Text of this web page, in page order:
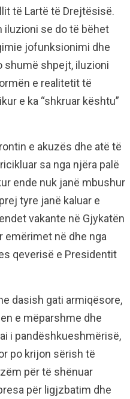
të Lartë të Drejtësisë.
iluzioni se do të bëhet
jofunksionimi dhe
shumë shpejt, iluzioni
e realitetit të
e ka “shkruar kështu”
e akuzës dhe atë të
sa nga njëra palë
ende nuk janë mbushur
tyre janë kaluar e
vakante në Gjykatën
emërimet në dhe nga
qeverisë e Presidentit
dasish gati armiqësore,
e mëparshme dhe
i pandëshkueshmërisë,
po krijon sërish të
për të shënuar
për ligjzbatim dhe